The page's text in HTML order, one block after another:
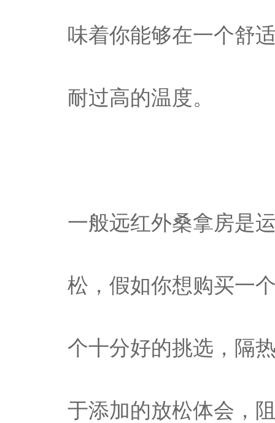
味着你能够在一个舒
耐过高的温度。
一般远红外桑拿房是
松，假如你想购买一
个十分好的挑选，隔
于添加的放松体会，